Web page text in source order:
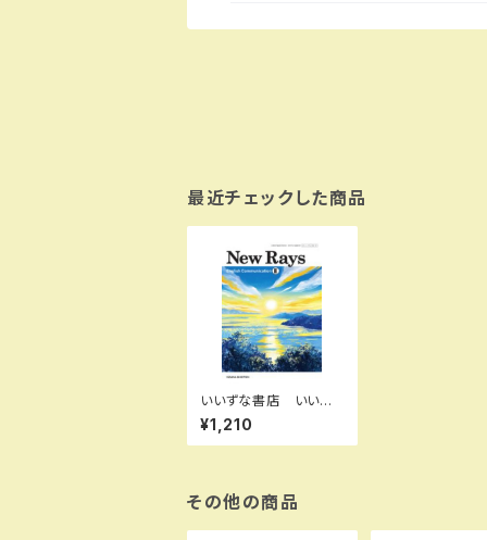
最近チェックした商品
いいずな書店 いいず
な書店 いいずな書
店 高校教科書 New
Rays English Comm
N：003975010 ISB
N-10：B0FL791G3X
SKU：004010083
¥1,210
その他の商品